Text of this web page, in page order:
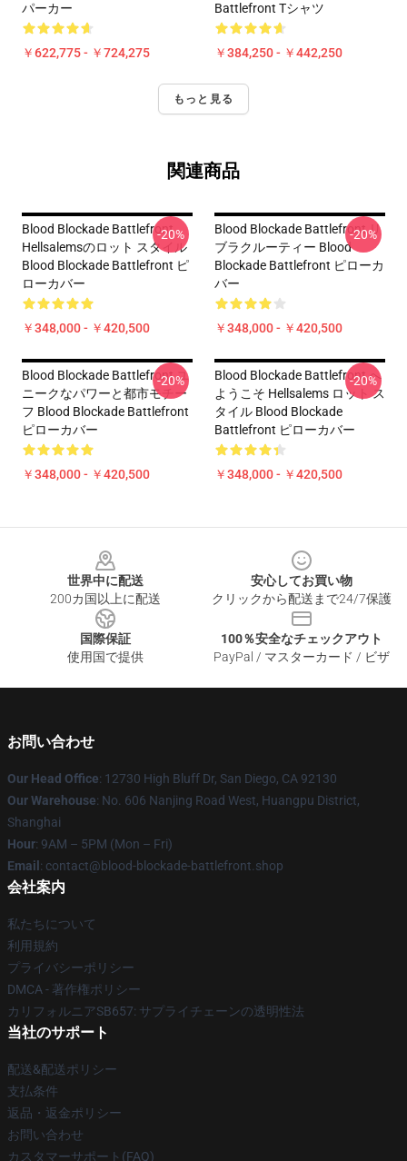
パーカー
￥622,775 - ￥724,275
Battlefront Tシャツ
￥384,250 - ￥442,250
もっと見る
関連商品
Blood Blockade Battlefront
Hellsalemsのロット スタイル
Blood Blockade Battlefront ピ
ローカバー
￥348,000 - ￥420,500
-20%
Blood Blockade Battlefront リ
ブラクルーティー Blood
Blockade Battlefront ピローカ
バー
￥348,000 - ￥420,500
-20%
Blood Blockade Battlefront ユ
ニークなパワーと都市モチー
フ Blood Blockade Battlefront
ピローカバー
￥348,000 - ￥420,500
-20%
Blood Blockade Battlefront へ
ようこそ Hellsalems ロット ス
タイル Blood Blockade
Battlefront ピローカバー
￥348,000 - ￥420,500
-20%
世界中に配送
200カ国以上に配送
安心してお買い物
クリックから配送まで24/7保護
国際保証
使用国で提供
100％安全なチェックアウト
PayPal / マスターカード / ビザ
お問い合わせ
Our Head Office: 12730 High Bluff Dr, San Diego, CA 92130
Our Warehouse: No. 606 Nanjing Road West, Huangpu District,
Shanghai
Hour: 9AM – 5PM (Mon – Fri)
Email : contact@blood-blockade-battlefront.shop
会社案内
私たちについて
利用規約
プライバシーポリシー
DMCA - 著作権ポリシー
カリフォルニアSB657: サプライチェーンの透明性法
当社のサポート
配送&配送ポリシー
支払条件
返品・返金ポリシー
お問い合わせ
カスタマーサポート(FAQ)